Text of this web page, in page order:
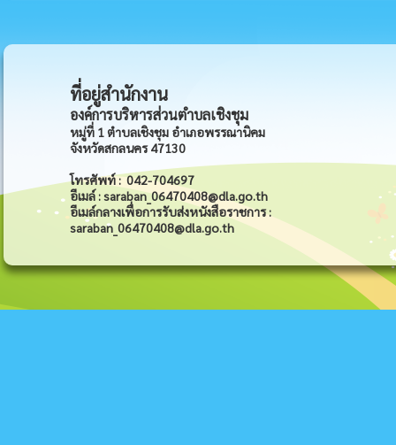
ที่อยู่สำนักงาน
องค์การบริหารส่วนตำบลเชิงชุม
หมู่ที่ 1 ตำบลเชิงชุม อำเภอพรรณานิคม
จังหวัดสกลนคร 47130
โทรศัพท์ : 042-704697
อีเมล์ : saraban_06470408@dla.go.th
อีเมล์กลางเพื่อการรับส่งหนังสือราชการ :
saraban_06470408@dla.go.th